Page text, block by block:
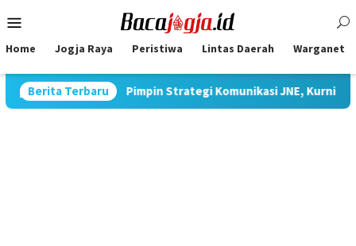
to
Menu
Home Jogja Raya Peristiwa Lintas Daerah Warganet
Berita TerbaruPimpin Strategi Komunikasi JNE, Kurnia Nugraha